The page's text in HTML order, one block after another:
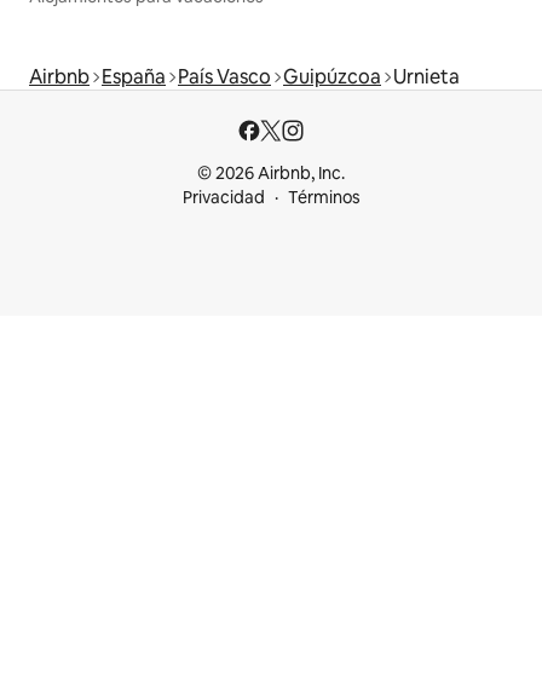
Airbnb España País Vasco Guipúzcoa Urnieta
© 2026 Airbnb, Inc.
Privacidad
Términos